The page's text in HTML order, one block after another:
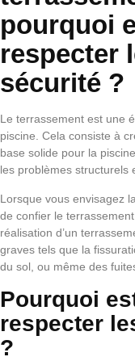
pourquoi
respecter
sécurité ?
Le terrassement est une
piscine. Cela consiste à
base solide pour la
les problèmes structurels
Lorsque vous envisagez
de confier le
réalisation d’un
graves tels que la
du sol, ou même des fuites
Pourquoi
respecter
?